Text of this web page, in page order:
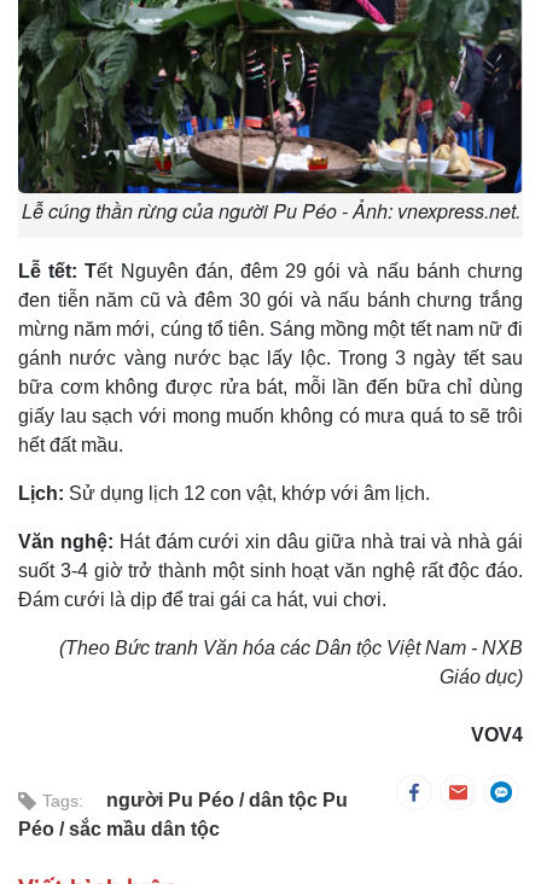
Lễ cúng thần rừng của người Pu Péo - Ảnh: vnexpress.net.
Lễ tết: Tết Nguyên đán, đêm 29 gói và nấu bánh chưng
đen tiễn năm cũ và đêm 30 gói và nấu bánh chưng trắng
mừng năm mới, cúng tổ tiên. Sáng mồng một tết nam nữ đi
gánh nước vàng nước bạc lấy lộc. Trong 3 ngày tết sau
bữa cơm không được rửa bát, mỗi lần đến bữa chỉ dùng
giấy lau sạch với mong muốn không có mưa quá to sẽ trôi
hết đất mầu.
Lịch: Sử dụng lịch 12 con vật, khớp với âm lịch.
Văn nghệ: Hát đám cưới xin dâu giữa nhà trai và nhà gái
suốt 3-4 giờ trở thành một sinh hoạt văn nghệ rất độc đáo.
Ðám cưới là dịp để trai gái ca hát, vui chơi.
(Theo Bức tranh Văn hóa các Dân tộc Việt Nam - NXB
Giáo dục)
VOV4
Tags: người Pu Péo
dân tộc Pu
Péo
sắc mầu dân tộc